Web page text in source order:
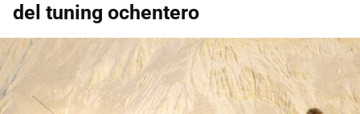
del tuning ochentero